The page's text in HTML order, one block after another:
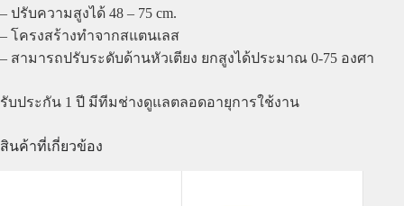
– ปรับความสูงได้ 48 – 75 cm.
– โครงสร้างทำจากสแตนเลส
– สามารถปรับระดับด้านหัวเตียง ยกสูงได้ประมาณ 0-75 องศา
รับประกัน 1 ปี มีทีมช่างดูแลตลอดอายุการใช้งาน
สินค้าที่เกี่ยวข้อง